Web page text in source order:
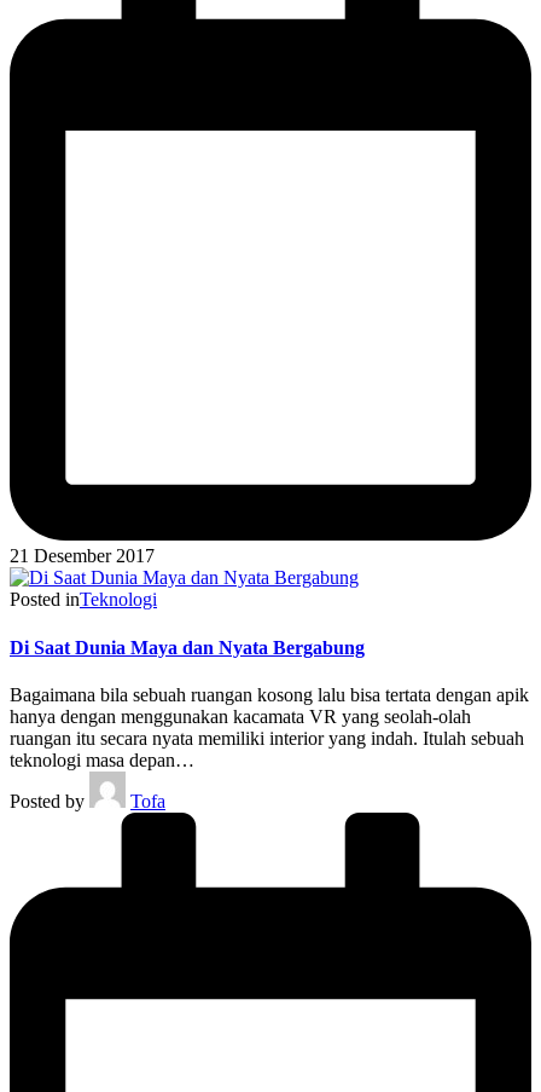
21 Desember 2017
Posted inTeknologi
Di Saat Dunia Maya dan Nyata Bergabung
Bagaimana bila sebuah ruangan kosong lalu bisa tertata dengan apik
hanya dengan menggunakan kacamata VR yang seolah-olah
ruangan itu secara nyata memiliki interior yang indah. Itulah sebuah
teknologi masa depan…
Posted by
Tofa